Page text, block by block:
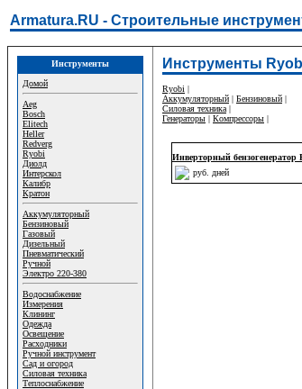
Armatura.RU - Строительные
Инструменты
Домой
Aeg
Bosch
Elitech
Heller
Redverg
Ryobi
Диолд
Интерскол
Калибр
Кратон
Аккумуляторный
Бензиновый
Газовый
Дизельный
Пневматический
Ручной
Электро 220-380
Водоснабжение
Измерения
Клининг
Одежда
Освещение
Расходники
Ручной инструмент
Сад и огород
Силовая техника
Теплоснабжение
Инструменты
Ryobi |
Аккумуляторный | Бензиновый |
Силовая техника |
Генераторы | Компрессоры |
Инверторный бензогенератор
руб. дней